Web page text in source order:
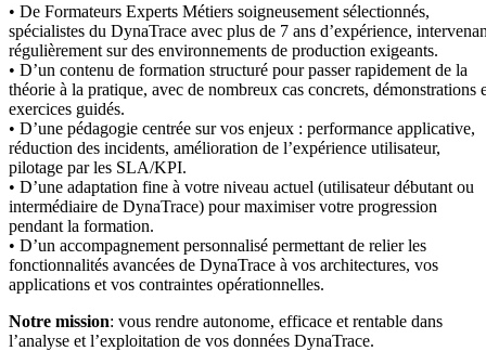
• De Formateurs Experts Métiers soigneusement sélectionnés,
spécialistes du DynaTrace avec plus de 7 ans d’expérience,
régulièrement sur des environnements de production exigeants.
• D’un contenu de formation structuré pour passer rapidement de la
théorie à la pratique, avec de nombreux cas concrets, démonstrations
exercices guidés.
• D’une pédagogie centrée sur vos enjeux : performance applicative,
réduction des incidents, amélioration de l’expérience utilisateur,
pilotage par les SLA/KPI.
• D’une adaptation fine à votre niveau actuel (utilisateur débutant ou
intermédiaire de DynaTrace) pour maximiser votre progression
pendant la formation.
• D’un accompagnement personnalisé permettant de relier les
fonctionnalités avancées de DynaTrace à vos architectures, vos
applications et vos contraintes opérationnelles.
Notre mission: vous rendre autonome, efficace et rentable dans
l’analyse et l’exploitation de vos données DynaTrace.